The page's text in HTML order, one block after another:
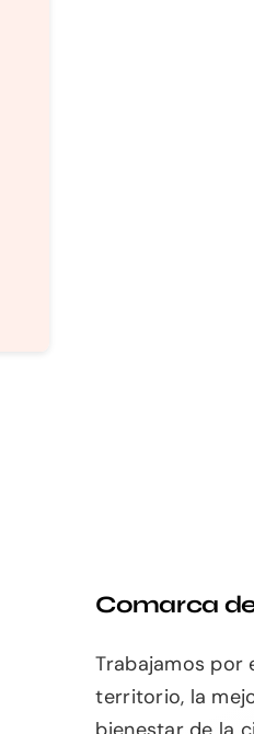
Comarca
Trabajamos por
territorio, la